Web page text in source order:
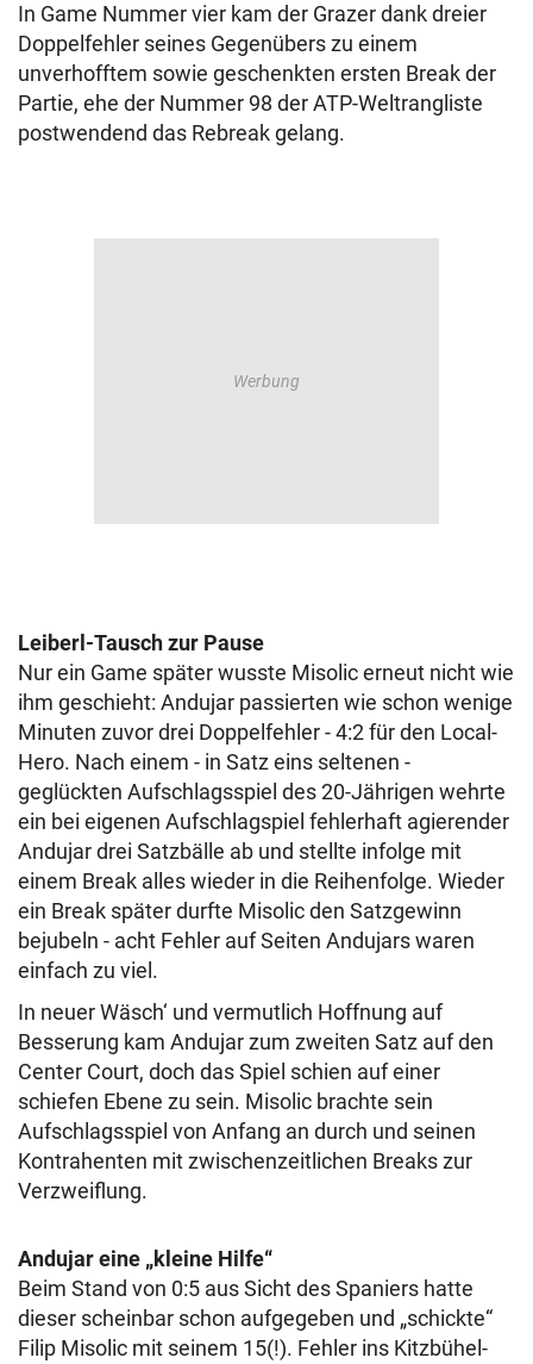
In Game Nummer vier kam der Grazer dank dreier
Doppelfehler seines Gegenübers zu einem
unverhofftem sowie geschenkten ersten Break der
Partie, ehe der Nummer 98 der ATP-Weltrangliste
postwendend das Rebreak gelang.
Leiberl-Tausch zur Pause
Nur ein Game später wusste Misolic erneut nicht wie
ihm geschieht: Andujar passierten wie schon wenige
Minuten zuvor drei Doppelfehler - 4:2 für den Local-
Hero. Nach einem - in Satz eins seltenen -
geglückten Aufschlagsspiel des 20-Jährigen wehrte
ein bei eigenen Aufschlagspiel fehlerhaft agierender
Andujar drei Satzbälle ab und stellte infolge mit
einem Break alles wieder in die Reihenfolge. Wieder
ein Break später durfte Misolic den Satzgewinn
bejubeln - acht Fehler auf Seiten Andujars waren
einfach zu viel.
In neuer Wäsch‘ und vermutlich Hoffnung auf
Besserung kam Andujar zum zweiten Satz auf den
Center Court, doch das Spiel schien auf einer
schiefen Ebene zu sein. Misolic brachte sein
Aufschlagsspiel von Anfang an durch und seinen
Kontrahenten mit zwischenzeitlichen Breaks zur
Verzweiflung.
Andujar eine „kleine Hilfe“
Beim Stand von 0:5 aus Sicht des Spaniers hatte
dieser scheinbar schon aufgegeben und „schickte“
Filip Misolic mit seinem 15(!). Fehler ins Kitzbühel-